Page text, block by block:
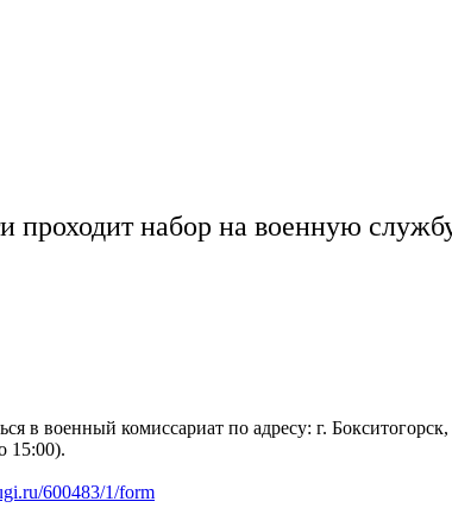
проходит набор на военную
в военный комиссариат по адресу: г.
15:00).
600483/1/form